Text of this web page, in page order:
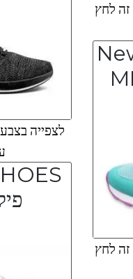
לצפייה
זה לחץ
זה לחץ